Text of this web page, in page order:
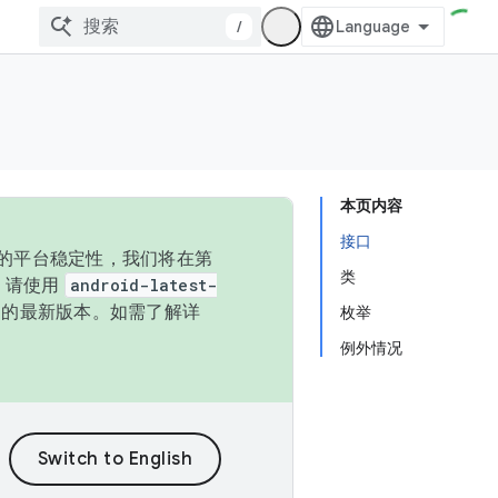
/
本页内容
接口
类
枚举
例外情况
平台稳定性，我们将在第
使用
android-latest-
最新版本。如需了解详